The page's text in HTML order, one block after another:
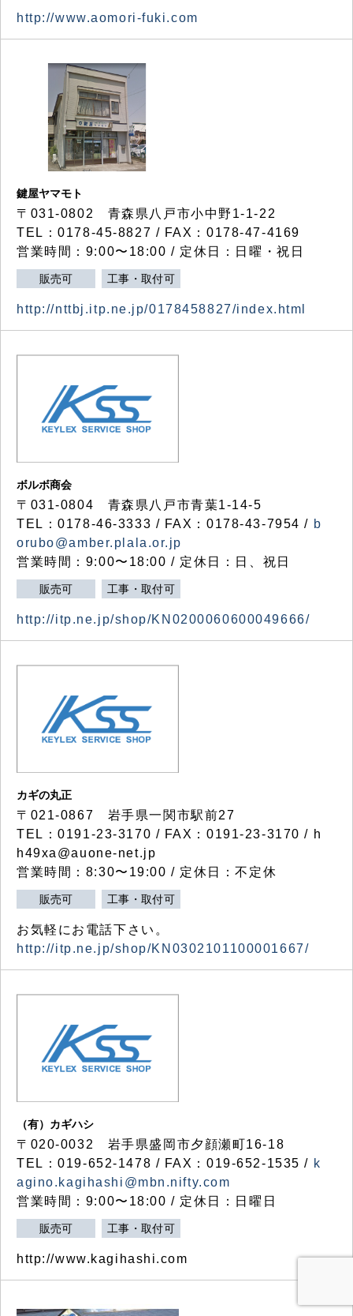
http://www.aomori-fuki.com
鍵屋ヤマモト
〒031-0802 青森県八戸市小中野1-1-22
TEL：0178-45-8827 / FAX：0178-47-4169
営業時間：9:00〜18:00 / 定休日：日曜・祝日
販売可 工事・取付可
http://nttbj.itp.ne.jp/0178458827/index.html
ボルボ商会
〒031-0804 青森県八戸市青葉1-14-5
TEL：0178-46-3333 / FAX：0178-43-7954 / b
orubo@amber.plala.or.jp
営業時間：9:00〜18:00 / 定休日：日、祝日
販売可 工事・取付可
http://itp.ne.jp/shop/KN0200060600049666/
カギの丸正
〒021-0867 岩手県一関市駅前27
TEL：0191-23-3170 / FAX：0191-23-3170 / h
h49xa@auone-net.jp
営業時間：8:30〜19:00 / 定休日：不定休
販売可 工事・取付可
お気軽にお電話下さい。
http://itp.ne.jp/shop/KN0302101100001667/
（有）カギハシ
〒020-0032 岩手県盛岡市夕顔瀬町16-18
TEL：019-652-1478 / FAX：019-652-1535 / k
agino.kagihashi@mbn.nifty.com
営業時間：9:00〜18:00 / 定休日：日曜日
販売可 工事・取付可
http://www.kagihashi.com